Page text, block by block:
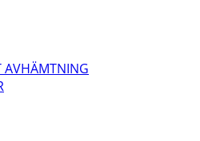
AVHÄMTNING